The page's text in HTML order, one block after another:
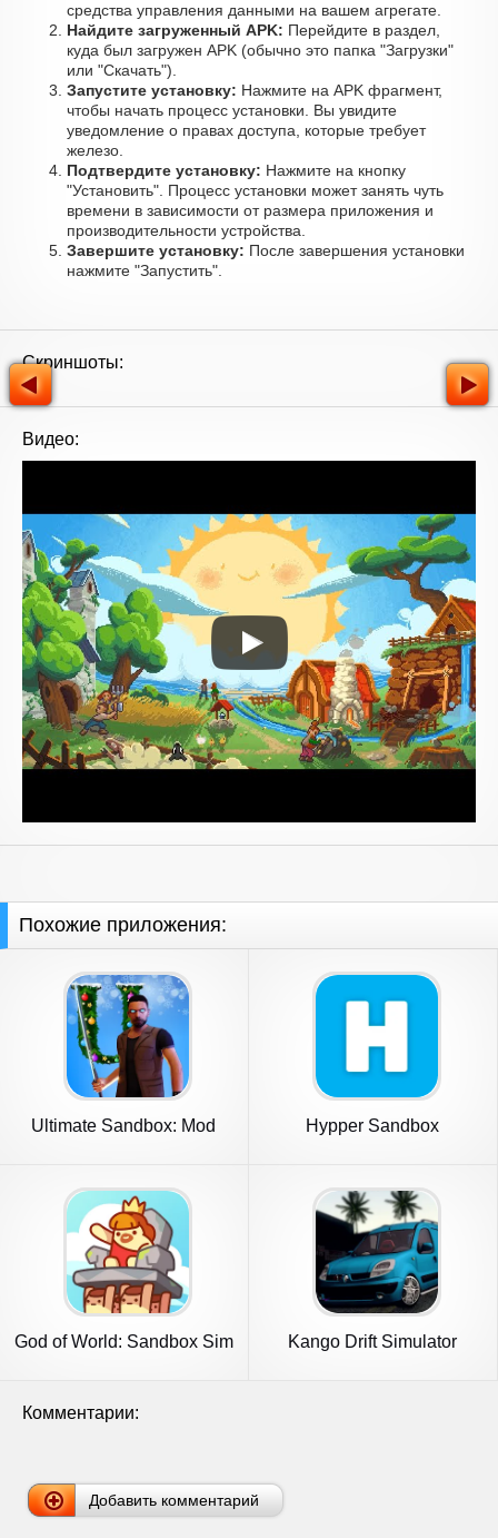
средства управления данными на вашем агрегате.
Найдите загруженный APK: Перейдите в раздел,
куда был загружен APK (обычно это папка "Загрузки"
или "Скачать").
Запустите установку: Нажмите на APK фрагмент,
чтобы начать процесс установки. Вы увидите
уведомление о правах доступа, которые требует
железо.
Подтвердите установку: Нажмите на кнопку
"Установить". Процесс установки может занять чуть
времени в зависимости от размера приложения и
производительности устройства.
Завершите установку: После завершения установки
нажмите "Запустить".
Скриншоты:
Видео:
Похожие приложения:
Ultimate Sandbox: Mod
Hypper Sandbox
God of World: Sandbox Sim
Kango Drift Simulator
Комментарии:
Добавить комментарий